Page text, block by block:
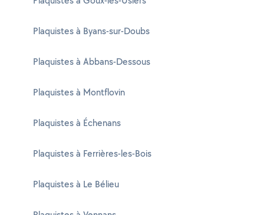
Plaquistes à Byans-sur-Doubs
Plaquistes à Abbans-Dessous
Plaquistes à Montflovin
Plaquistes à Échenans
Plaquistes à Ferrières-les-Bois
Plaquistes à Le Bélieu